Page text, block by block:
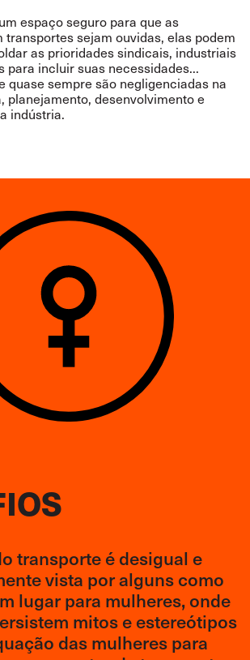
espaço seguro para que as
transportes sejam ouvidas, elas podem
as prioridades sindicais, industriais
para incluir suas necessidades...
quase sempre são negligenciadas na
planejamento, desenvolvimento e
indústria.
transporte é desigual e
vista por alguns como
lugar para mulheres, onde
mitos e estereótipos
das mulheres para